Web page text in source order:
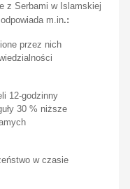
z Serbami w Islamskiej
m.in.:
przez nich
12-godzinny
30 % niższe
w czasie